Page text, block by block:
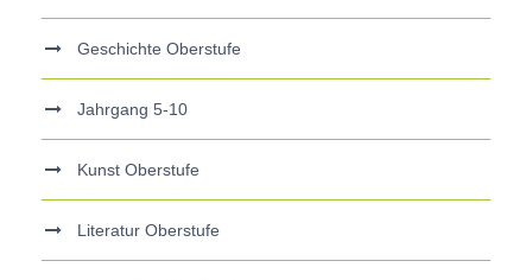
Geschichte Oberstufe
Jahrgang 5-10
Kunst Oberstufe
Literatur Oberstufe